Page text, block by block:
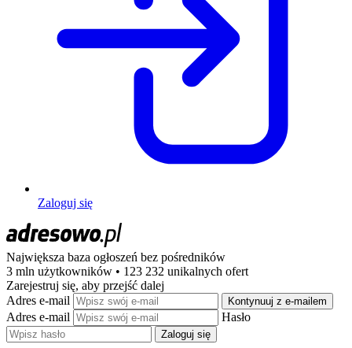
Zaloguj się
Największa baza ogłoszeń bez pośredników
3 mln użytkowników • 123 232 unikalnych ofert
Zarejestruj się, aby przejść dalej
Adres e-mail
Kontynuuj z e-mailem
Adres e-mail Hasło
Zaloguj się